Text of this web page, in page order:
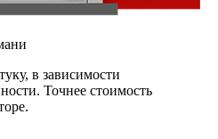
в зависимости
Точнее стоимость